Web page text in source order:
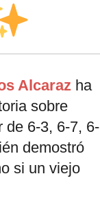
Alcaraz ha
sobre
de 6-3, 6-7, 6-
demostró
si un viejo